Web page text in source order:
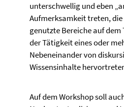
unterschwellig und eben
Aufmerksamkeit treten, die
genutzte Bereiche auf
der Tätigkeit eines oder
Nebeneinander von
Wissensinhalte
Auf dem Workshop soll